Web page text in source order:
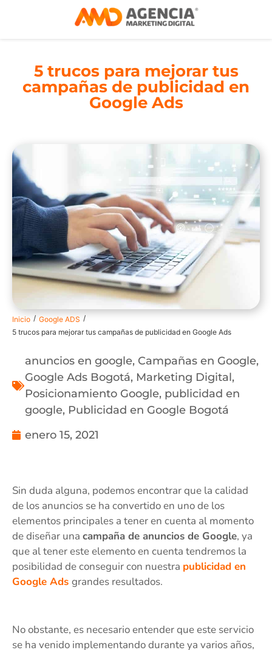
5 trucos para mejorar tus
campañas de publicidad en
Google Ads
Inicio / Google ADS /
5 trucos para mejorar tus campañas de publicidad en Google Ads
anuncios en google, Campañas en Google,
Google Ads Bogotá, Marketing Digital,
Posicionamiento Google, publicidad en
google, Publicidad en Google Bogotá
enero 15, 2021
Sin duda alguna, podemos encontrar que la calidad
de los anuncios se ha convertido en uno de los
elementos principales a tener en cuenta al momento
de diseñar una campaña de anuncios de Google, ya
que al tener este elemento en cuenta tendremos la
posibilidad de conseguir con nuestra publicidad en
Google Ads grandes resultados.
No obstante, es necesario entender que este servicio
se ha venido implementando durante ya varios años,